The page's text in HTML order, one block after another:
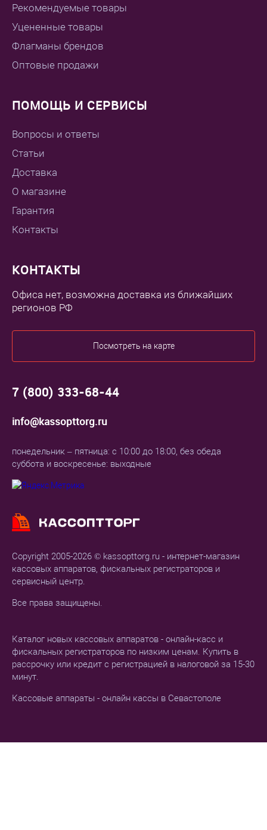
Рекомендуемые товары
Уцененные товары
Флагманы брендов
Оптовые продажи
ПОМОЩЬ И СЕРВИСЫ
Вопросы и ответы
Статьи
Доставка
О магазине
Гарантия
Контакты
Copyright 2005-2026 © kassopttorg.ru - интернет-магазин
кассовых аппаратов, фискальных регистраторов и
сервисный центр.
Все права защищены.
Каталог новых кассовых аппаратов - онлайн-касс и
фискальных регистраторов по низким ценам. Купить в
рассрочку или кредит с регистрацией в налоговой за 15-30
минут.
Кассовые аппараты - онлайн кассы в Севастополе
КОНТАКТЫ
Офиса нет, возможна доставка из ближайших
регионов РФ
Посмотреть на карте
7 (800) 333-68-44
info@kassopttorg.ru
понедельник – пятница: с 10:00 до 18:00, без обеда
суббота и воскресенье: выходные